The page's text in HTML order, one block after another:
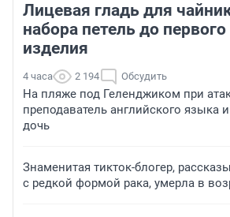
Лицевая гладь для
набора петель до первого
изделия
4 часа 2 194 Обсудить
На пляже под Геленджиком при
преподаватель английского языка
дочь
Знаменитая тикток-блогер,
с редкой формой рака, умерла в